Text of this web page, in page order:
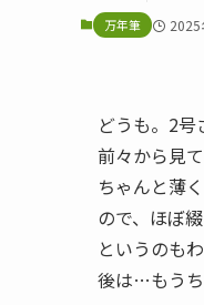
万年筆 2025
どうも。2号
前々から見
ちゃんと薄
ので、ほぼ
というのも
後は…もうち